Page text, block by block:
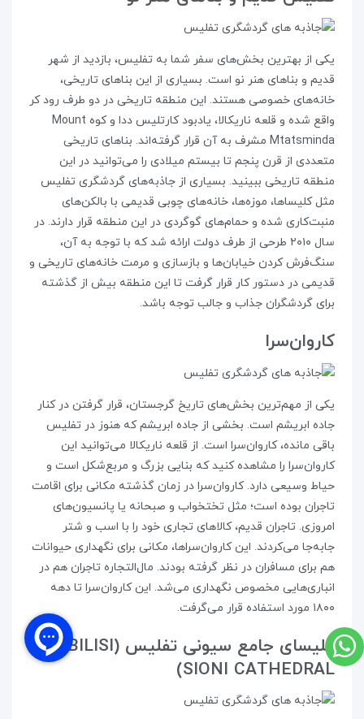
یکی از بهترین بخش‌های سفر شما به تفلیس، بازدید از شهر
قدیم و بناهای هنر نو است. بسیاری از این بناهای تاریخی،
خانه‌های خصوصی هستند. این منطقه‌ تاریخی در دو طرف رود کر
واقع شده و قلعه‌ ناریکالا، یادبود کارتلیس ددا و کوه Mount
Mtatsminda مشرف به آن قرار گرفته‌اند. بناهای تاریخی
متعددی از قرن پنجم تا بیستم میلادی را می‌توانید در این
منطقه‌ تاریخی ببینید. بسیاری از جاذبه‌های گردشگری تفلیس
مثل کلیساها، موزه‌ها، خانه‌های چوبی قدیمی با بالکن‌های
منبت‌کاری شده و حمام‌های گوگردی در این منطقه قرار دارند. در
سال ۲۰۱۰ طرحی از طرف دولت ارائه شد که با توجه به آن،
سنگ‌فرش کردن خیابان‌ها و بازسازی و مرمت خانه‌های تاریخی و
قدیمی در دستور کار قرار گرفت تا این منطقه بیش از گذشته
برای گردشگران جذاب و جالب توجه باشد.
کاروان‌سرا
یکی از مهم‌ترین بخش‌های تاریخ گرجستان، قرار گرفتن در کنار
جاده‌ ابریشم است. بخشی از جاده‌ ابریشم که هنوز در تفلیس
باقی مانده، کاروان‌سرا است. از قلعه‌ ناریکالا می‌توانید این
کاروان‌سرا را مشاهده کنید که بنایی بزرگ و مربع‌شکل است و
حیاط وسیعی دارد. کاروان‌سرا در زمان گذشته مکانی برای اقامت
تاجران بوده است؛ مثل تختخواب و صبحانه یا پانسیون‌های
امروزی. تاجران قدیم، کالاهای تجاری خود را با اسب و شتر
جابه‌جا می‌کردند. این کاروان‌سراها، مکانی برای نگهداری حیوانات
هم برای مسافران در نظر گرفته بودند. مال‌التجاره‌ تاجران هم در
انباری‌هایی مخصوص نگهداری می‌شد. این کاروان‌سرا تا دهه‌
۱۸۰۰ مورد استفاده قرار می‌گرفت.
کلیسای جامع سیونی تفلیس (TBILISI
SIONI CATHEDRAL)